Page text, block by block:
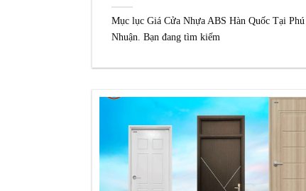
Mục lục Giá Cửa Nhựa ABS Hàn Quốc Tại Phú
Nhuận. Bạn đang tìm kiếm